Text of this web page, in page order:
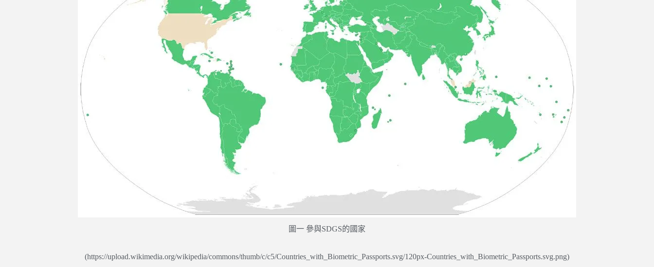
圖一 參與SDGS的國家
(https://upload.wikimedia.org/wikipedia/commons/thumb/c/c5/Countries_with_Biometric_Passports.svg/120px-Countries_with_Biometric_Passports.svg.png)